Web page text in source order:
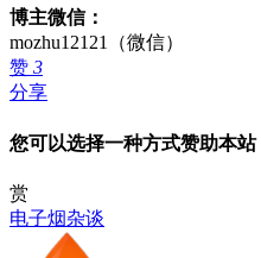
博主微信：
mozhu12121（微信）
赞 3
分享
您可以选择一种方式赞助本站
赏
电子烟杂谈